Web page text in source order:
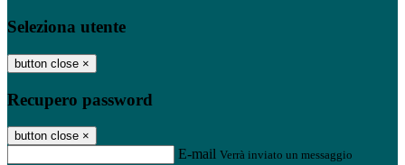
Seleziona utente
button close ×
Recupero password
button close ×
E-mail Verrà inviato un messaggio